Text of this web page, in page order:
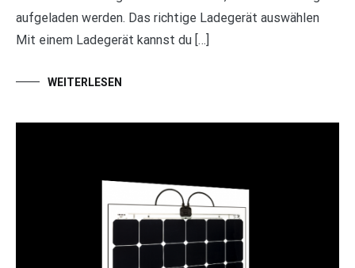
aufgeladen werden. Das richtige Ladegerät auswählen
Mit einem Ladegerät kannst du […]
WEITERLESEN